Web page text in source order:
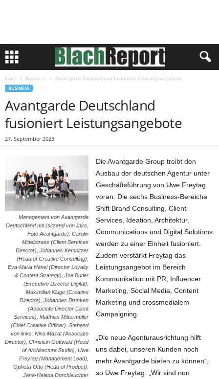
Start Business Avantgarde Deutschland fusioniert Leistungsangebote
BUSINESS
Avantgarde Deutschland
fusioniert Leistungsangebote
27. September 2023
Management von Avantgarde
Deutschland mit (sitzend von links,
Foto Avantgarde): Carolin
Mittelstrass (Client Services
Director), Johannes Kemnitzer
(Head of Creative Consulting),
Eva-Maria Hänel (Director Loyalty
& Content Strategy), Joe Butler
(Executive Director Digital),
Maximilian Kluge (Creative
Director), Johannes Brunken
(Associate Director Client
Services), Matthias Mittermüller
(Chief Creative Officer). Stehend
von links: Nina Mazat (Associate
Director), Christian Gottwald (Head
of Architecture Studio), Uwe
Freytag (Management Lead),
Ophelia Otto (Head of Product),
Jana-Helena Durchleuchter
Die Avantgarde Group treibt den
Ausbau der deutschen Agentur unter
Geschäftsführung von Uwe Freytag
voran: Die sechs Business-Bereiche
Shift Brand Consulting, Client
Services, Ideation, Architektur,
Communications und Digital Solutions
werden zu einer Einheit fusioniert.
Zudem verstärkt Freytag das
Leistungsangebot im Bereich
Kommunikation mit PR, Influencer
Marketing, Social Media, Content
Marketing und crossmedialem
Campaigning.
„Die neue Agenturausrichtung hilft
uns dabei, unseren Kunden noch
mehr Avantgarde bieten zu können“,
so Uwe Freytag. „Wir sind nun